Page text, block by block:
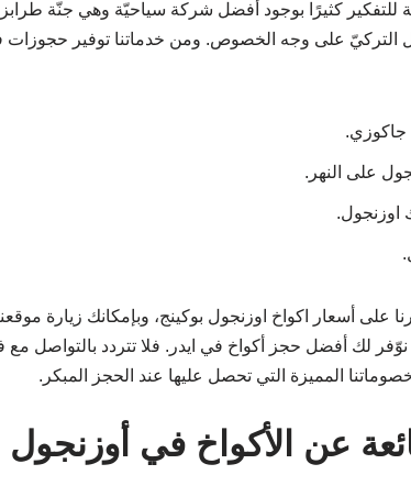
للتفكير كثيرًا بوجود أفضل شركة سياحيّة وهي جنّة
التركيّ على وجه الخصوص. ومن خدماتنا توفير
جاكوزي.
على النهر.
اوزنجول.
على أسعار اكواخ اوزنجول بوكينج، وبإمكانك زيارة
لك أفضل حجز أكواخ في ايدر. فلا تتردد بالتواصل مع
المميزة التي تحصل عليها عند الحجز المبكر.
عن الأكواخ في أوزنجول